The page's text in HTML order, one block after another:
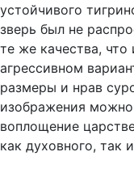
устойчивого
зверь был не
те же качества,
агрессивном
размеры и нрав
изображения
воплощение
как духовного, так